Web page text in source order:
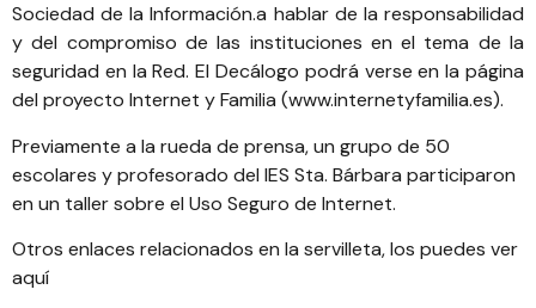
Sociedad de la Información.a hablar de la responsabilidad
y del compromiso de las instituciones en el tema de la
seguridad en la Red. El Decálogo podrá verse en la página
del proyecto Internet y Familia (www.internetyfamilia.es).
Previamente a la rueda de prensa, un grupo de 50
escolares y profesorado del IES Sta. Bárbara participaron
en un taller sobre el Uso Seguro de Internet.
Otros enlaces relacionados en la servilleta,los puedes ver
aquí